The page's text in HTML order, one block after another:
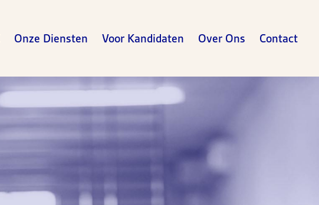
Onze Diensten Voor Kandidaten Over Ons Contact